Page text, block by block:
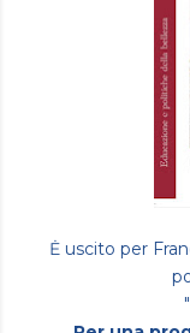
Ė uscito per
"